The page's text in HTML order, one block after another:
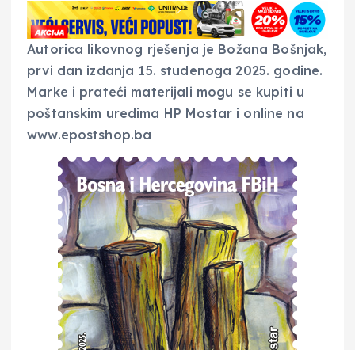
Autorica likovnog rješenja je Božana Bošnjak,
prvi dan izdanja 15. studenoga 2025. godine.
Marke i prateći materijali mogu se kupiti u
poštanskim uredima HP Mostar i online na
www.epostshop.ba